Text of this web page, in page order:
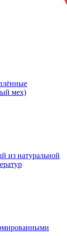
мех)
из натуральной